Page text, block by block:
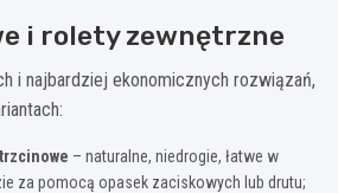
i rolety zewnętrzne
i najbardziej ekonomicznych rozwiązań,
– naturalne, niedrogie, łatwe w
za pomocą opasek zaciskowych lub drutu;